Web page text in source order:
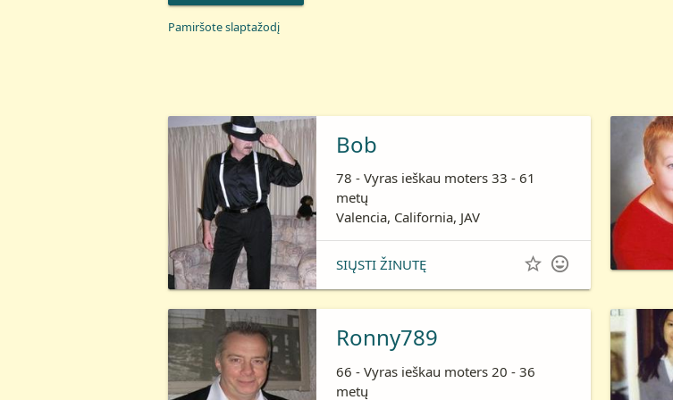
Pamiršote slaptažodį
Bob
78 - Vyras ieškau moters 33 - 61
metų
Valencia, California, JAV
SIŲSTI ŽINUTĘ  
Ronny789
66 - Vyras ieškau moters 20 - 36
metų